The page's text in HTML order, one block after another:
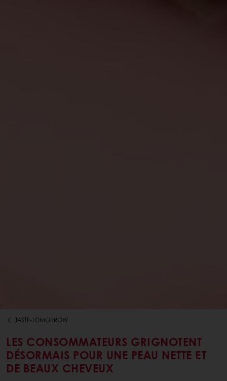
TASTE-TOMORROW
LES CONSOMMATEURS GRIGNOTENT
DÉSORMAIS POUR UNE PEAU NETTE ET
DE BEAUX CHEVEUX